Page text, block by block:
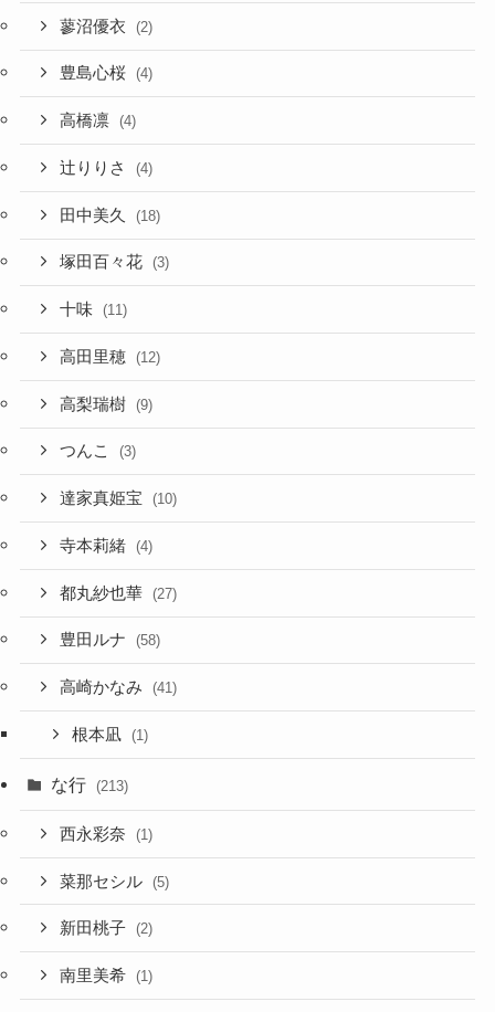
蓼沼優衣 (2)
豊島心桜 (4)
高橋凛 (4)
辻りりさ (4)
田中美久 (18)
塚田百々花 (3)
十味 (11)
高田里穂 (12)
高梨瑞樹 (9)
つんこ (3)
達家真姫宝 (10)
寺本莉緒 (4)
都丸紗也華 (27)
豊田ルナ (58)
高崎かなみ (41)
根本凪 (1)
な行 (213)
西永彩奈 (1)
菜那セシル (5)
新田桃子 (2)
南里美希 (1)